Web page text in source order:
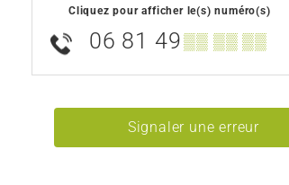
Cliquez pour afficher le(s) numéro(s)
06 81 49 ▒▒ ▒▒ ▒▒
Signaler une erreur